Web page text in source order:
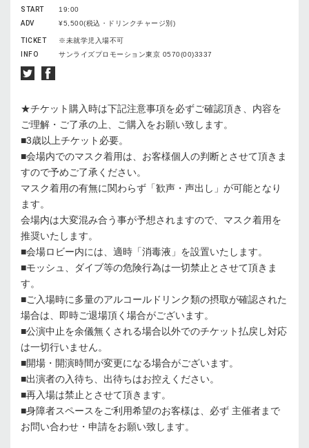
START
19:00
ADV
¥5,500(税込・ドリンクチャージ別)
TICKET
※未就学児入場不可
INFO
サンライズプロモーション東京 0570(00)3337
★チケット購入時は下記注意事項を必ずご確認頂き、内容を
ご理解・ご了承の上、ご購入をお願い致します。
■3歳以上チケット必要。
■会場内でのマスク着用は、お客様個人の判断とさせて頂きま
すので予めご了承ください。
マスク着用の有無に関わらず「歓声・声出し」が可能となり
ます。
会場内は大変混み合う事が予想されますので、マスク着用を
推奨いたします。
■会場ロビー内には、適時「消毒液」を設置いたします。
■モッシュ、ダイブ等の危険行為は一切禁止とさせて頂きま
す。
■ご入場時に多量のアルコールドリンク類の摂取が確認された
場合は、即時ご退場頂く場合がございます。
■公演中⽌を余儀無くされる場合以外でのチケット払戻し対応
は⼀切行いません。
■開場・開演時間が変更になる場合がございます。
■出演者の入待ち、出待ちはお控えください。
■再入場は禁止とさせて頂きます。
■身障者スペースをご利用希望のお客様は、必ず 主催者まで
お問い合わせ・申請をお願い致します。